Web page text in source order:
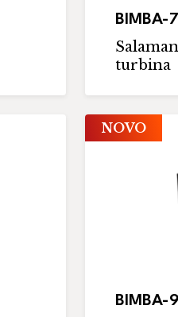
BIMBA-
turbina
NOVO
BIMBA-